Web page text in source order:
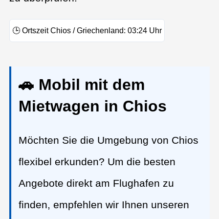
🕒 Ortszeit Chios / Griechenland: 03:24 Uhr
🚗 Mobil mit dem
Mietwagen in Chios
Möchten Sie die Umgebung von Chios
flexibel erkunden? Um die besten
Angebote direkt am Flughafen zu
finden, empfehlen wir Ihnen unseren